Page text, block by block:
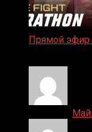
Прямой эфир